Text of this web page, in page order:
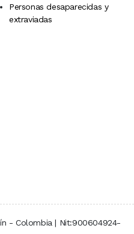
Personas desaparecidas y
extraviadas
- Colombia | Nit:900604924-